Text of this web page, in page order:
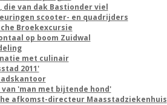
die van dak Bastionder viel
scooter- en quadrijders
Broekexcursie
op boom Zuidwal
met culinair
2011'
'man met bijtende hond'
afkomst-directeur Maasstadziekenhuis